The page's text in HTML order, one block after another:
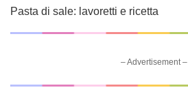
Pasta di sale: lavoretti e ricetta
– Advertisement –